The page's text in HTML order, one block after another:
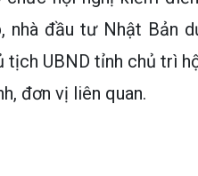
nhà đầu tư Nhật Bản
tịch UBND tỉnh chủ trì
đơn vị liên quan.